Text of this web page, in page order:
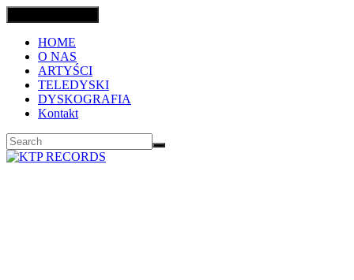
HOME
O NAS
ARTYŚCI
TELEDYSKI
DYSKOGRAFIA
Kontakt